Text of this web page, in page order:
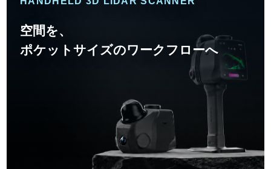
空間を、
ポケットサイズのワークフローへ